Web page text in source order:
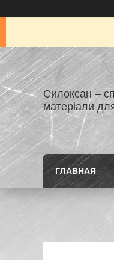
Силоксан –
матеріали
ГЛАВНАЯ